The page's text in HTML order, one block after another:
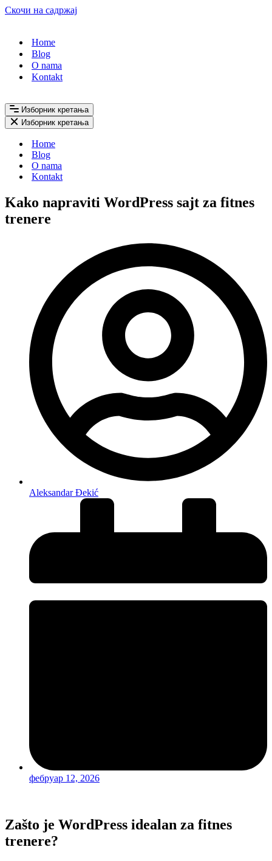
Скочи на садржај
Home
Blog
O nama
Kontakt
Изборник кретања
Изборник кретања
Home
Blog
O nama
Kontakt
Kako napraviti WordPress sajt za fitnes
trenere
Aleksandar Đekić
фебруар 12, 2026
Zašto je WordPress idealan za fitnes
trenere?